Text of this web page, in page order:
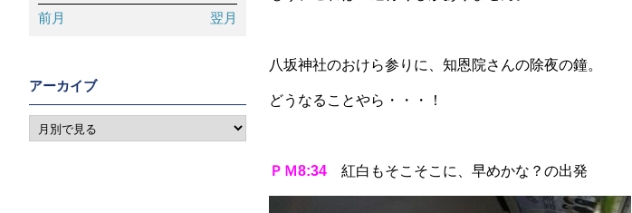
八坂神社のおけら参りに、知恩院さんの除夜の鐘。
どうなることやら・・・！
ＰＭ8:34 紅白もそこそこに、早めかな？の出発
前月 翌月
アーカイブ